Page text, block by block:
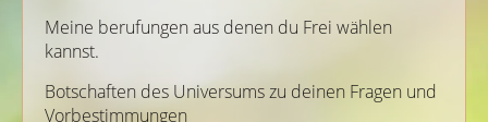
Meine berufungen aus denen du Frei wählen
kannst.
Botschaften des Universums zu deinen Fragen und
Vorbestimmungen